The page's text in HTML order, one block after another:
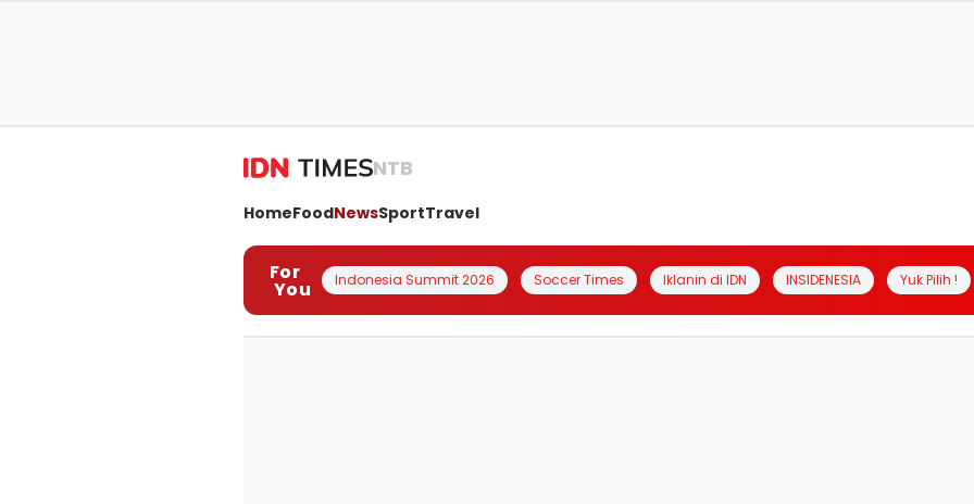
NTB
HomeFoodNewsSportTravel
For
You Indonesia Summit 2026 Soccer Times Iklanin di IDN INSIDENESIA Yuk Pilih !